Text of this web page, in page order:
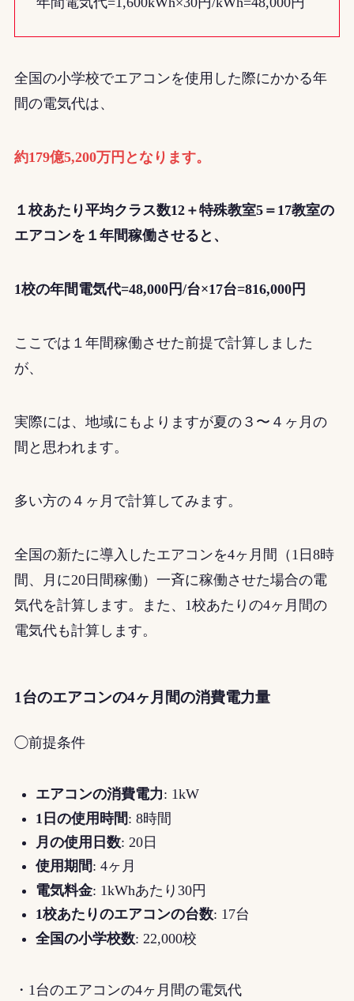
全国の小学校でエアコンを使用した際にかかる年
間の電気代は、
約179億5,200万円となります。
１校あたり平均クラス数12＋特殊教室5＝17教室の
エアコンを１年間稼働させると、
1校の年間電気代=48,000円/台×17台=816,000円
ここでは１年間稼働させた前提で計算しました
が、
実際には、地域にもよりますが夏の３〜４ヶ月の
間と思われます。
多い方の４ヶ月で計算してみます。
全国の新たに導入したエアコンを4ヶ月間（1日8時
間、月に20日間稼働）一斉に稼働させた場合の電
気代を計算します。また、1校あたりの4ヶ月間の
電気代も計算します。
1台のエアコンの4ヶ月間の消費電力量
◯前提条件
エアコンの消費電力: 1kW
1日の使用時間: 8時間
月の使用日数: 20日
使用期間: 4ヶ月
電気料金: 1kWhあたり30円
1校あたりのエアコンの台数: 17台
全国の小学校数: 22,000校
・1台のエアコンの4ヶ月間の電気代